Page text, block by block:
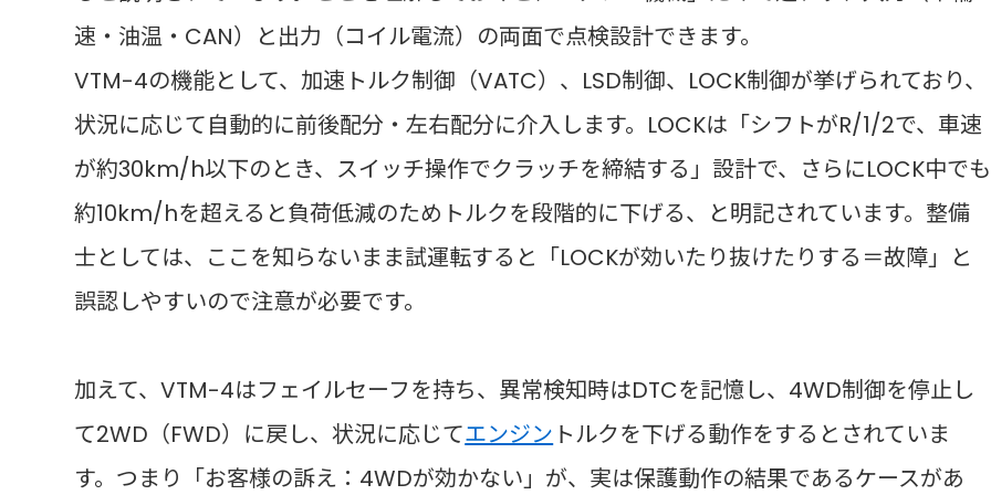
速・油温・CAN）と出力（コイル電流）の両面で点検設計できます。
VTM-4の機能として、加速トルク制御（VATC）、LSD制御、LOCK制御が挙げられており、
状況に応じて自動的に前後配分・左右配分に介入します。LOCKは「シフトがR/1/2で、車速
が約30km/h以下のとき、スイッチ操作でクラッチを締結する」設計で、さらにLOCK中でも
約10km/hを超えると負荷低減のためトルクを段階的に下げる、と明記されています。整備
士としては、ここを知らないまま試運転すると「LOCKが効いたり抜けたりする＝故障」と
誤認しやすいので注意が必要です。
加えて、VTM-4はフェイルセーフを持ち、異常検知時はDTCを記憶し、4WD制御を停止し
て2WD（FWD）に戻し、状況に応じてエンジン トルクを下げる動作をするとされていま
す。つまり「お客様の訴え：4WDが効かない」が、実は保護動作の結果であるケースがあ